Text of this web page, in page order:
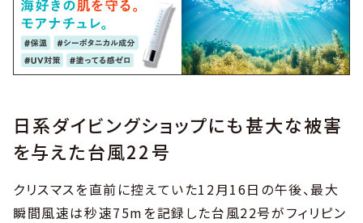
日系ダイビングショップにも甚大な被害
を与えた台風22号
クリスマスを直前に控えていた12月16日の午後、最大
瞬間風速は秒速75mを記録した台風22号がフィリピン